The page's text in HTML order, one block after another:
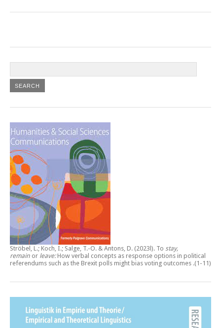
Ströbel, L.; Koch, I.; Salge, T.-O. & Antons, D. (2023l). To stay,
remain or leave:How verbal concepts as response options in political
referendums such as the Brexit polls might bias voting outcomes .(1-11)